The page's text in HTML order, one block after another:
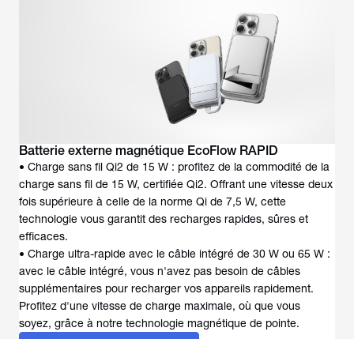
Batterie externe magnétique EcoFlow RAPID
• Charge sans fil Qi2 de 15 W : profitez de la commodité de la
charge sans fil de 15 W, certifiée Qi2. Offrant une vitesse deux
fois supérieure à celle de la norme Qi de 7,5 W, cette
technologie vous garantit des recharges rapides, sûres et
efficaces.
• Charge ultra-rapide avec le câble intégré de 30 W ou 65 W :
avec le câble intégré, vous n'avez pas besoin de câbles
supplémentaires pour recharger vos appareils rapidement.
Profitez d'une vitesse de charge maximale, où que vous
soyez, grâce à notre technologie magnétique de pointe.